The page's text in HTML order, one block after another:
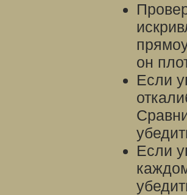
он
Если
Если